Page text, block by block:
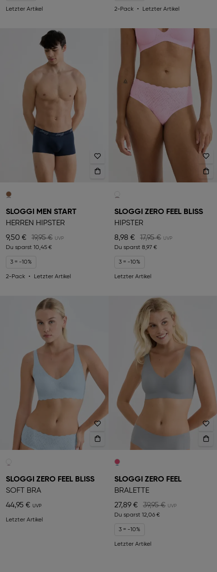
Letzter Artikel 2-Pack Letzter Artikel
SLOGGI MEN START
HERREN HIPSTER
9,50 €
19,95 €
Du sparst 10,45 €
3 = -10%
2-Pack Letzter Artikel
SLOGGI ZERO FEEL BLISS
HIPSTER
8,98 €
17,95 €
Du sparst 8,97 €
3 = -10%
Letzter Artikel
SLOGGI ZERO FEEL BLISS
SOFT BRA
44,95 €
Letzter Artikel
SLOGGI ZERO FEEL
BRALETTE
27,89 €
39,95 €
Du sparst 12,06 €
3 = -10%
Letzter Artikel